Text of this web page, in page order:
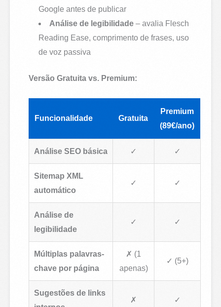
Google antes de publicar
Análise de legibilidade – avalia Flesch
Reading Ease, comprimento de frases, uso
de voz passiva
Versão Gratuita vs. Premium:
Funcionalidade Gratuita
Premium
(89€/ano)
Análise SEO básica ✓ ✓
Sitemap XML
automático
✓ ✓
Análise de
legibilidade
✓ ✓
Múltiplas palavras-
chave por página
✗ (1
apenas)
✓ (5+)
Sugestões de links
✗ ✓